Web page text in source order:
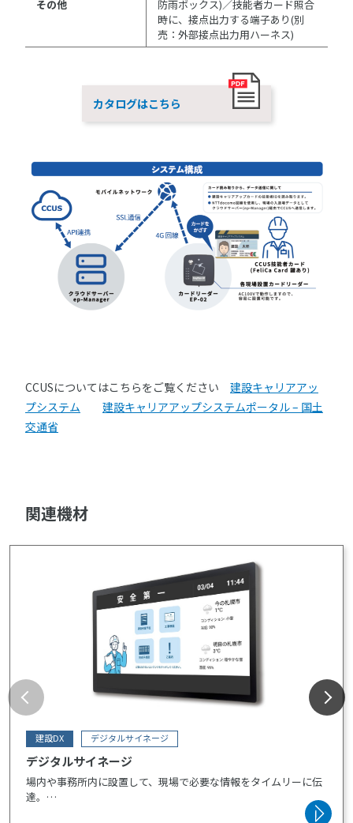
その他
防雨ボックス)／技能者カード照合
時に、接点出力する端子あり(別
売：外部接点出力用ハーネス)
カタログはこちら
CCUSについてはこちらをご覧ください 建設キャリアアッ
プシステム
建設キャリアアップシステムポータル – 国土
交通省
関連機材
建設DX デジタルサイネージ
デジタルサイネージ
場内や事務所内に設置して、現場で必要な情報をタイムリーに伝
達。
DX商品（カオカラ、モバイルカメラ、ウエアラブルカメラ）と組